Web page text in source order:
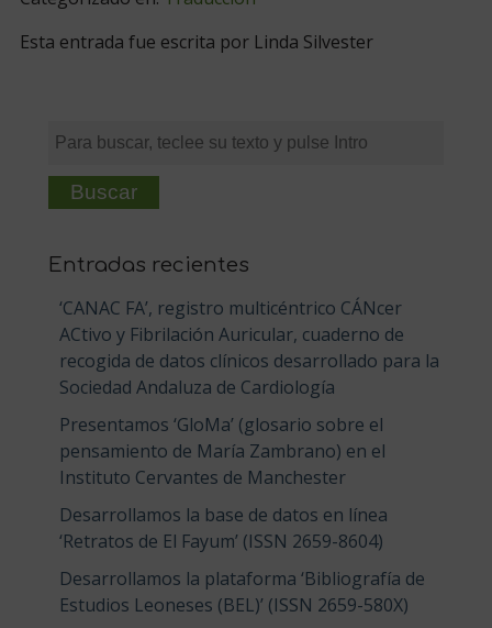
Esta entrada fue escrita por Linda Silvester
Buscar
Entradas recientes
‘CANAC FA’, registro multicéntrico CÁNcer
ACtivo y Fibrilación Auricular, cuaderno de
recogida de datos clínicos desarrollado para la
Sociedad Andaluza de Cardiología
Presentamos ‘GloMa’ (glosario sobre el
pensamiento de María Zambrano) en el
Instituto Cervantes de Manchester
Desarrollamos la base de datos en línea
‘Retratos de El Fayum’ (ISSN 2659-8604)
Desarrollamos la plataforma ‘Bibliografía de
Estudios Leoneses (BEL)’ (ISSN 2659-580X)